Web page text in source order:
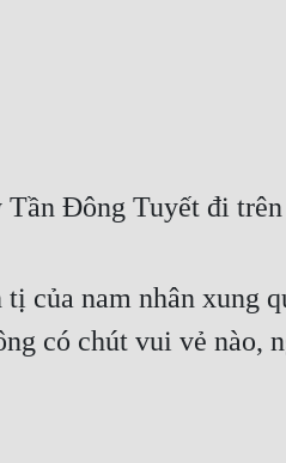
Đông Tuyết đi
của nam nhân xung
có chút vui vẻ nào,